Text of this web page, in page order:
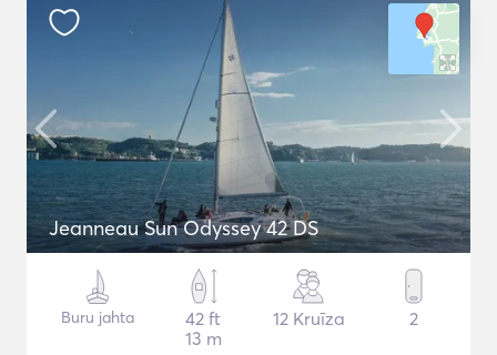
Jeanneau Sun Odyssey 42 DS
Buru jahta
42 ft
13 m
12 Kruīza 2